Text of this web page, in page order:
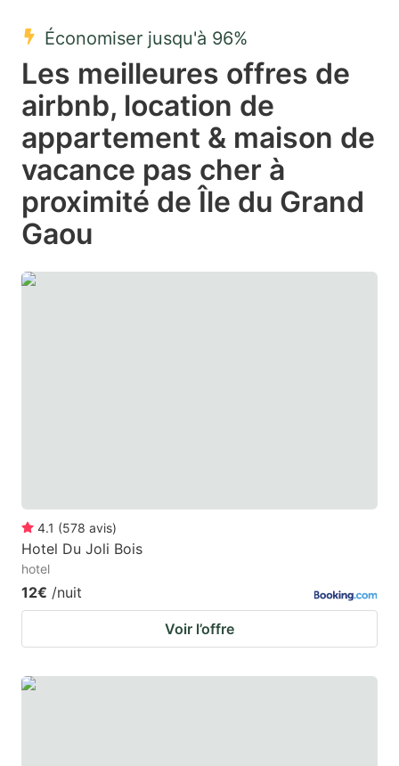
select
date.
Press
question
mark
key
select
a
date.
Press
question
mark
Économiser jusqu'à 96%
Les meilleures offres de
airbnb, location de
appartement & maison de
vacance pas cher à
proximité de Île du Grand
Gaou
4.1 (578 avis)
Hotel Du Joli Bois
hotel
12€ /nuit
Voir l’offre